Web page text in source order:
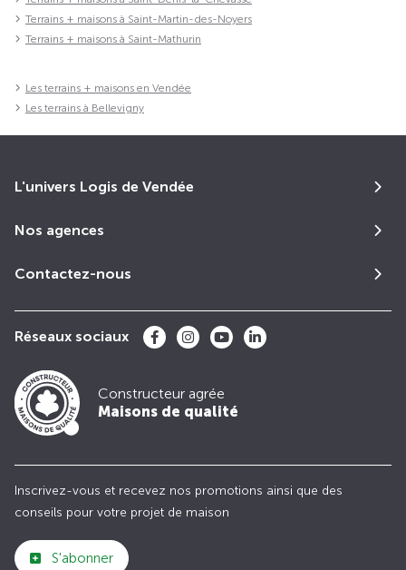
Terrains + maisons à Saint-Martin-des-Noyers
Terrains + maisons à Saint-Mathurin
Les terrains + maisons en Vendée
Les terrains à Bellevigny
L'univers Logis de Vendée
Nos agences
Contactez-nous
Réseaux sociaux
Constructeur agrée
Maisons de qualité
Inscrivez-vous et recevez nos promotions ainsi que des
conseils pour votre projet de maison
S'abonner